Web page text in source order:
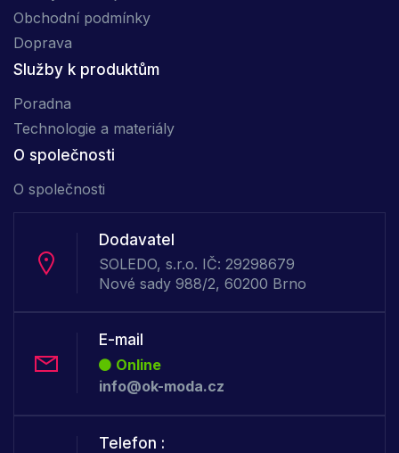
Obchodní podmínky
Doprava
Služby k produktům
Poradna
Technologie a materiály
O společnosti
O společnosti
Dodavatel
SOLEDO, s.r.o. IČ: 29298679
Nové sady 988/2, 60200 Brno
E-mail
Online
info@ok-moda.cz
Telefon :